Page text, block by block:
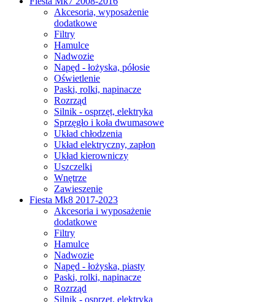
Akcesoria, wyposażenie
dodatkowe
Filtry
Hamulce
Nadwozie
Napęd - łożyska, półosie
Oświetlenie
Paski, rolki, napinacze
Rozrząd
Silnik - osprzęt, elektryka
Sprzęgło i koła dwumasowe
Układ chłodzenia
Układ elektryczny, zapłon
Układ kierowniczy
Uszczelki
Wnętrze
Zawieszenie
Fiesta Mk8 2017-2023
Akcesoria i wyposażenie
dodatkowe
Filtry
Hamulce
Nadwozie
Napęd - łożyska, piasty
Paski, rolki, napinacze
Rozrząd
Silnik - osprzęt, elektryka